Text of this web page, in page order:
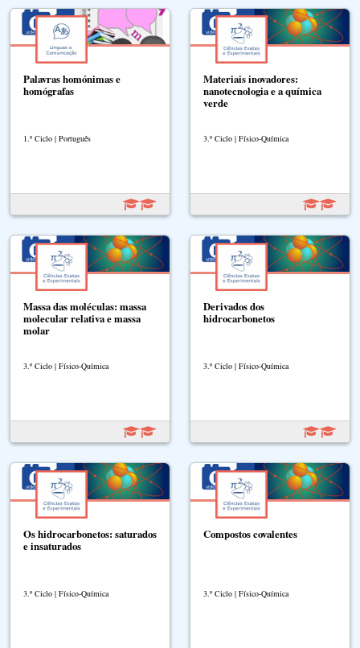
Palavras homónimas e
homógrafas
1.º Ciclo | Português
Materiais inovadores:
nanotecnologia e a química
verde
3.º Ciclo | Físico-Química
Massa das moléculas: massa
molecular relativa e massa
molar
3.º Ciclo | Físico-Química
Derivados dos
hidrocarbonetos
3.º Ciclo | Físico-Química
Os hidrocarbonetos: saturados
e insaturados
3.º Ciclo | Físico-Química
Compostos covalentes
3.º Ciclo | Físico-Química